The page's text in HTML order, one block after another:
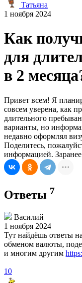
Татьяна
1 ноября 2024
Как
для
в 2
Привет всем! Я
совсем уверена, как
длительного
варианты, но
недавно оформлял
Поделитесь,
информацией.
Ответы 7
Василий
1 ноября 2024
Тут найдёшь ответы
обменом валюты,
и многим другим
10